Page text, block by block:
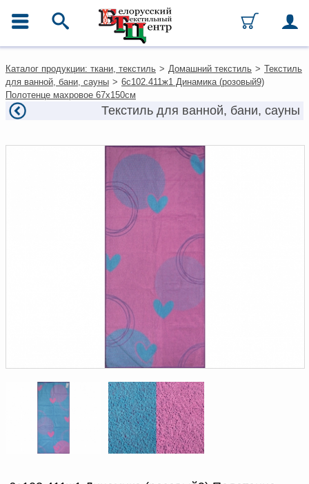
Каталог
Ткани
Домашний текстиль
Одежда
Текстиль для ресторанов и
Текстильная галантерея и
Оплата и доставка
Документы по работе с
персональными данными
Письмо руководителю
Вопросы и ответы
Новости | Статьи
Каталог продукции: ткани, текстиль > Домашний текстиль > Текстиль
для ванной, бани, сауны > 6с102.411ж1 Динамика (розовый9)
Полотенце махровое 67х150см
Текстиль для ванной, бани, сауны